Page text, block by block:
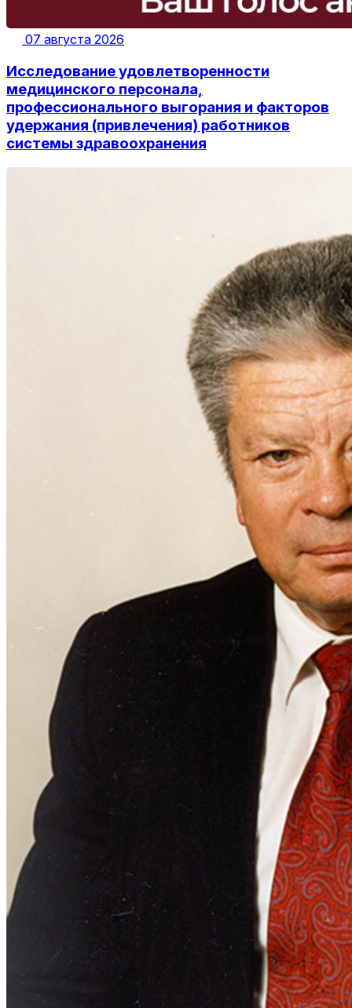
07 августа 2026
Исследование удовлетворенности
медицинского персонала,
профессионального выгорания и факторов
удержания (привлечения) работников
системы здравоохранения